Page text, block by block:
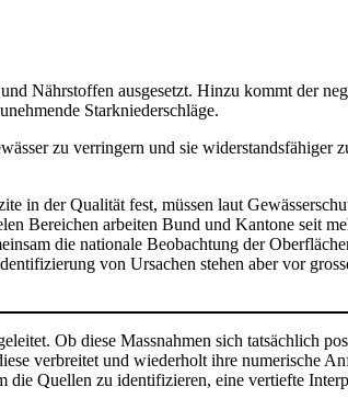
Nährstoffen ausgesetzt. Hinzu kommt der
Starkniederschläge.
zu verringern und sie widerstandsfähiger
in der Qualität fest, müssen laut
Bereichen arbeiten Bund und Kantone seit
die nationale Beobachtung der
von Ursachen stehen aber vor
Ob diese Massnahmen sich tatsächlich
verbreitet und wiederholt ihre numerische
die Quellen zu identifizieren, eine vertiefte